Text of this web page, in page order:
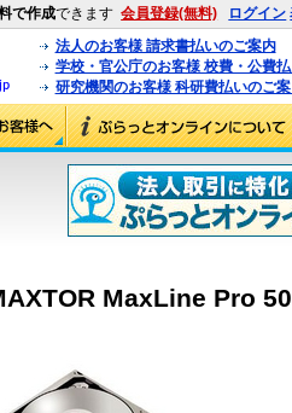
で作成できます 会員登録(無料) ログイン
法人のお客様 請求書払いのご案内
学校・官公庁のお客様 校費・公費
研究機関のお客様 科研費払いのご
MaxLine Pro